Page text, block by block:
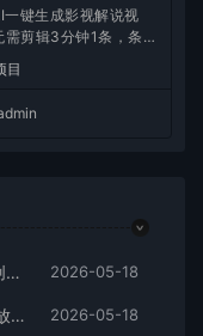
一键生成影视解说视
需剪辑3分钟1条，条条
多平台变现日入2000
目
【夯爆了】在头条做《家长里短》二创小故事，这个月收益2w+ 2026-05-18
AI“暴躁老道”赛道，5条作品揽百万播放！（附变现全攻略） 2026-05-18